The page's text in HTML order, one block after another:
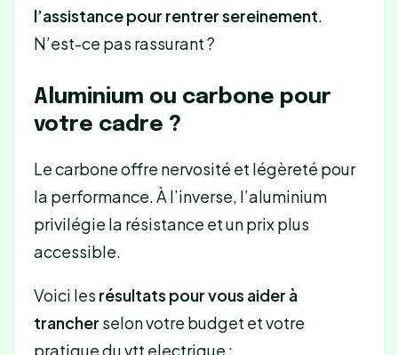
l’assistance pour rentrer sereinement.
N’est-ce pas rassurant ?
Aluminium ou carbone pour
votre cadre ?
Le carbone offre nervosité et légèreté pour
la performance. À l’inverse, l’aluminium
privilégie la résistance et un prix plus
accessible.
Voici les résultats pour vous aider à
trancher selon votre budget et votre
pratique du vtt electrique :